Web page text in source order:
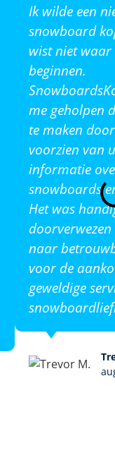
Ik wilde een
snowboard
wist niet waar
beginnen.
me geholpen
te maken
voorzien van
informatie
snowboards
Het was
naar
voor de
geweldige